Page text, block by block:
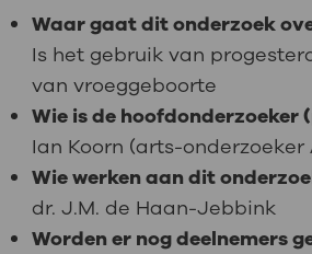
Uw
Uw
steeds verder uit, zodat u zelf
we u sneller helpen.
Direct naar MijnOLVG
Waar gaat dit onderzoek
Is het gebruik van
van vroeggeboorte
Wie is de
Ian Koorn (arts-onderzoeker
Wie werken aan dit
dr. J.M. de Haan-Jebbink
Worden er nog deelnemers